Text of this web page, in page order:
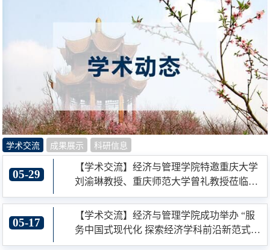
学术交流 成果展示 科研信息
05-29
【学术交流】经济与管理学院特邀重庆大学
刘渝琳教授、重庆师范大学曾礼教授莅临指
导国家社科基金申报工作
05-17
【学术交流】经济与管理学院成功举办 “服
务中国式现代化 探索经济学科前沿新范式”
学术研讨会